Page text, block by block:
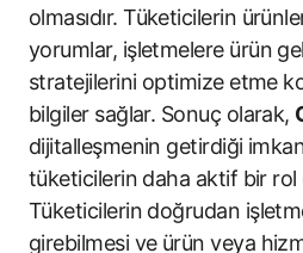
olmasıdır. Tüketicilerin
yorumlar, işletmelere ürün
stratejilerini optimize etme
bilgiler sağlar. Sonuç olarak,
dijitalleşmenin getirdiği
tüketicilerin daha aktif bir rol
Tüketicilerin doğrudan
girebilmesi ve ürün veya